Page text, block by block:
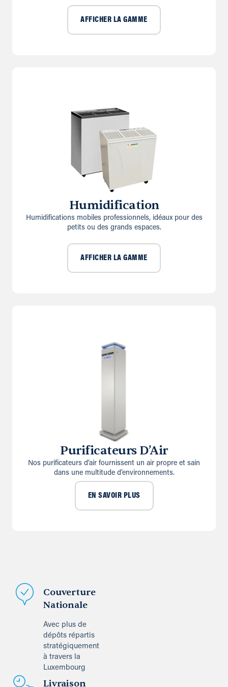
AFFICHER LA GAMME
Humidification
Humidifications mobiles professionnels, idéaux pour des
petits ou des grands espaces.
AFFICHER LA GAMME
Purificateurs D’Air
Nos purificateurs d’air fournissent un air propre et sain
dans une multitude d’environnements.
EN SAVOIR PLUS
Couverture
Nationale
Avec plus de
dépôts répartis
stratégiquement
à travers la
Luxembourg
Livraison